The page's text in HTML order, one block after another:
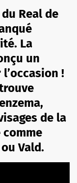
Real de
La
un
!
de la
Vald.